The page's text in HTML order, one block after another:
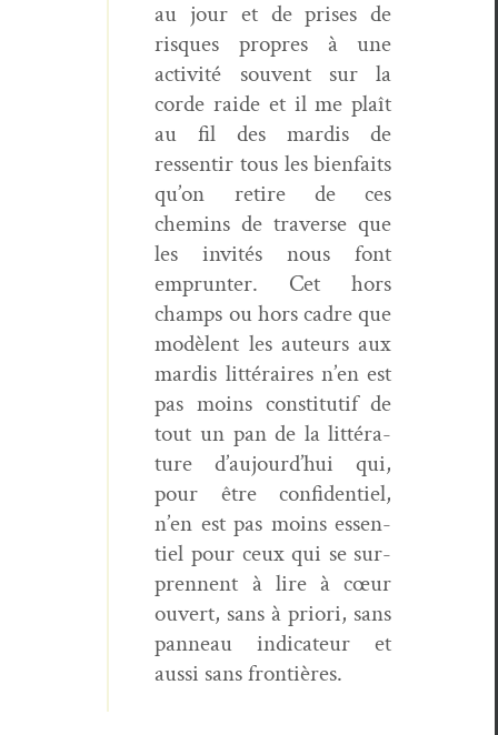
au jour et de pris­es de
risques pro­pres à une
activ­ité sou­vent sur la
corde raide et il me plaît
au fil des mardis de
ressen­tir tous les bien­faits
qu’on retire de ces
chemins de tra­verse que
les invités nous font
emprunter. Cet hors
champs ou hors cadre que
mod­è­lent les auteurs aux
mardis lit­téraires n’en est
pas moins con­sti­tu­tif de
tout un pan de la lit­téra­
ture d’aujourd’hui qui,
pour être con­fi­den­tiel,
n’en est pas moins essen­
tiel pour ceux qui se sur­
pren­nent à lire à cœur
ouvert, sans à pri­ori, sans
pan­neau indi­ca­teur et
aus­si sans fron­tières.